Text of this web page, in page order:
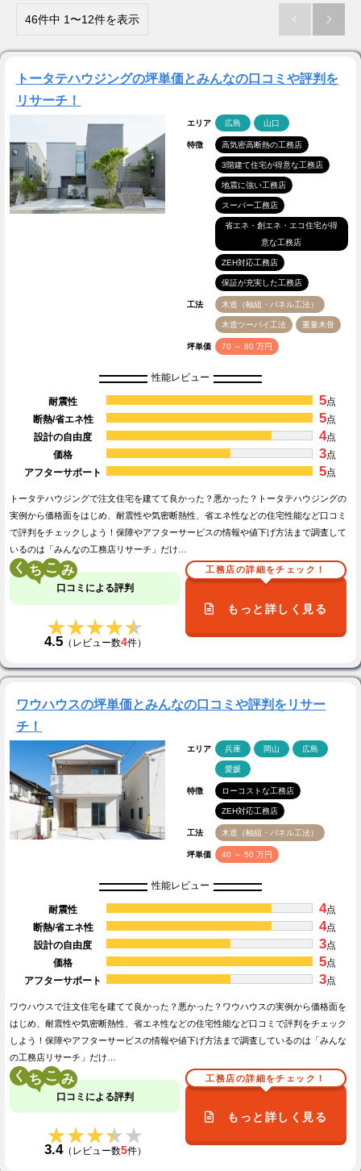
46件中 1〜12件を表示  
トータテハウジングの坪単価とみんなの口コミや評判を
リサーチ！
エリア 広島 山口
特徴 高気密高断熱の工務店
3階建て住宅が得意な工務店
地震に強い工務店
スーパー工務店
省エネ・創エネ・エコ住宅が得
意な工務店
ZEH対応工務店
保証が充実した工務店
工法 木造（軸組・パネル工法）
木造ツーバイ工法 重量木骨
坪単価 70 ～ 80 万円
性能レビュー
耐震性 5点
断熱/省エネ性
5点
設計の自由度
4点
価格
3点
アフターサポート
5点
トータテハウジングで注文住宅を建てて良かった？悪かった？トータテハウジングの
実例から価格面をはじめ、耐震性や気密断熱性、省エネ性などの住宅性能など口コミ
で評判をチェックしよう！保障やアフターサービスの情報や値下げ方法まで調査して
いるのは「みんなの工務店リサーチ」だけ…
く こ
口コミによる評判
★★★★★
★★★★★
4.5（レビュー数4件）
工務店の詳細をチェック！
もっと詳しく見る
ワウハウスの坪単価とみんなの口コミや評判をリサー
チ！
エリア 兵庫 岡山 広島
愛媛
特徴 ローコストな工務店
ZEH対応工務店
工法 木造（軸組・パネル工法）
坪単価 40 ～ 50 万円
性能レビュー
耐震性 4点
断熱/省エネ性
4点
設計の自由度
3点
価格
5点
アフターサポート
3点
ワウハウスで注文住宅を建てて良かった？悪かった？ワウハウスの実例から価格面を
はじめ、耐震性や気密断熱性、省エネ性などの住宅性能など口コミで評判をチェック
しよう！保障やアフターサービスの情報や値下げ方法まで調査しているのは「みんな
の工務店リサーチ」だけ…
く こ
口コミによる評判
★★★★★
★★★★★
3.4（レビュー数5件）
工務店の詳細をチェック！
もっと詳しく見る